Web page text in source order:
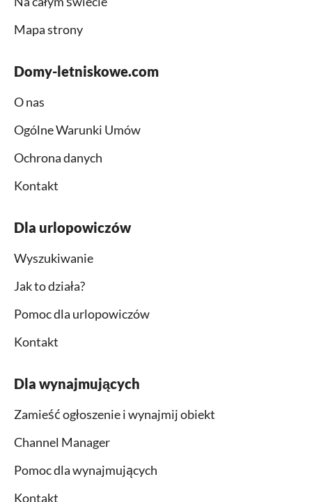
Mapa strony
Domy-letniskowe.com
O nas
Ogólne Warunki Umów
Ochrona danych
Kontakt
Dla urlopowiczów
Wyszukiwanie
Jak to działa?
Pomoc dla urlopowiczów
Kontakt
Dla wynajmujących
Zamieść ogłoszenie i wynajmij obiekt
Channel Manager
Pomoc dla wynajmujących
Kontakt